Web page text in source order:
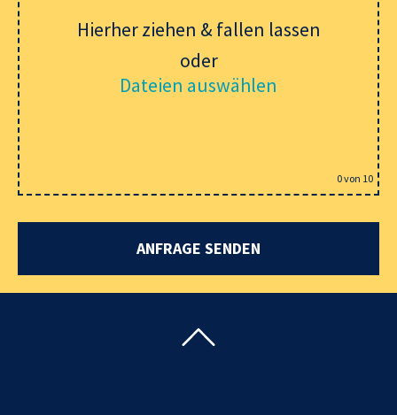
Hierher ziehen & fallen lassen
oder
Dateien auswählen
0von 10